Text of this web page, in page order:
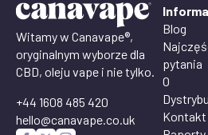
Witamy w Canavape®,
oryginalnym wyborze dla
CBD, oleju vape i nie tylko.
+44 1608 485 420
hello@canavape.co.uk
Blog
pytania
O
Kontakt